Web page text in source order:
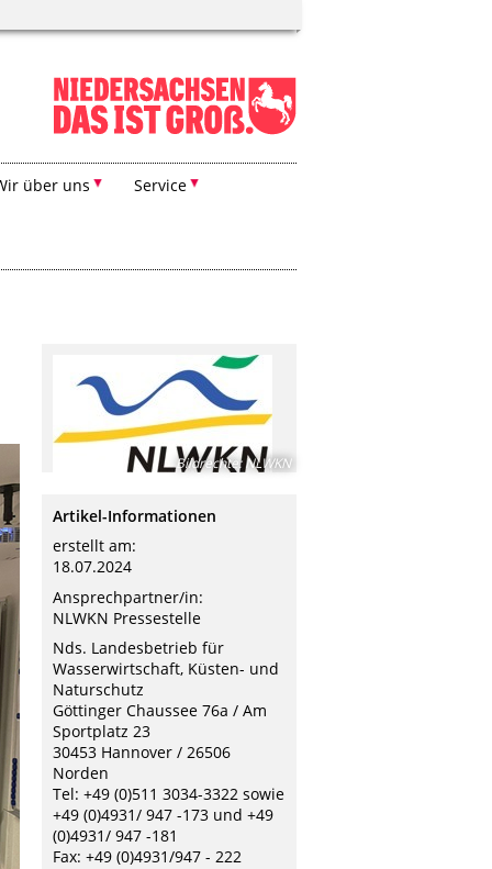
über uns Service
Bildrechte:NLWKN
Artikel-Informationen
erstellt am:
18.07.2024
Ansprechpartner/in:
NLWKN Pressestelle
Nds. Landesbetrieb für
Wasserwirtschaft, Küsten- und
Naturschutz
Göttinger Chaussee 76a / Am
Sportplatz 23
30453 Hannover / 26506
Norden
Tel: +49 (0)511 3034-3322 sowie
+49 (0)4931/ 947 -173 und +49
(0)4931/ 947 -181
Fax: +49 (0)4931/947 - 222